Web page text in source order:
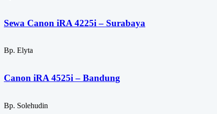
Sewa Canon iRA 4225i – Surabaya
Bp. Elyta
Canon iRA 4525i – Bandung
Bp. Solehudin